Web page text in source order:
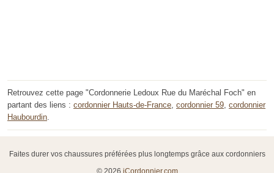
Retrouvez cette page "Cordonnerie Ledoux Rue du Maréchal Foch" en
partant des liens : cordonnier Hauts-de-France, cordonnier 59, cordonnier
Haubourdin.
Faites durer vos chaussures préférées plus longtemps grâce aux cordonniers